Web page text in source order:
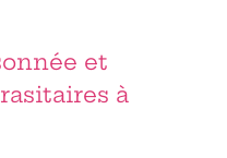
et
à